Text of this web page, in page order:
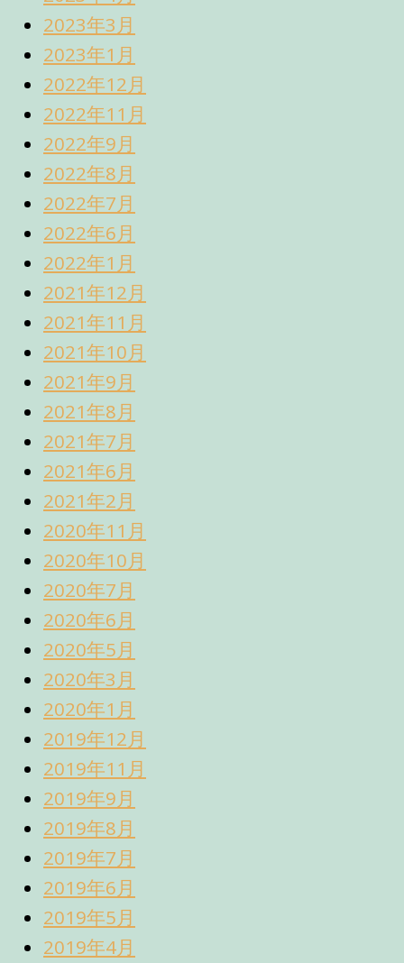
2023年3月
2023年1月
2022年12月
2022年11月
2022年9月
2022年8月
2022年7月
2022年6月
2022年1月
2021年12月
2021年11月
2021年10月
2021年9月
2021年8月
2021年7月
2021年6月
2021年2月
2020年11月
2020年10月
2020年7月
2020年6月
2020年5月
2020年3月
2020年1月
2019年12月
2019年11月
2019年9月
2019年8月
2019年7月
2019年6月
2019年5月
2019年4月